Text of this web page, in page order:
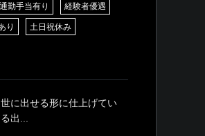
通勤手当有り 経験者優遇
り 土日祝休み
に出せる形に仕上げてい
出...